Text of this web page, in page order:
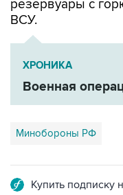
ХРОНИКА
Военная
Минобороны РФ
Подписаться на